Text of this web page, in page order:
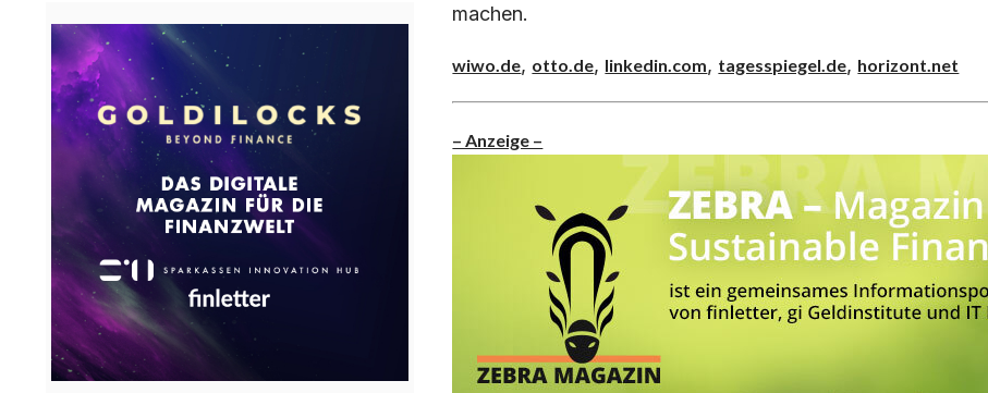
machen.
wiwo.de, otto.de, linkedin.com, tagesspiegel.de, horizont.net
– Anzeige –